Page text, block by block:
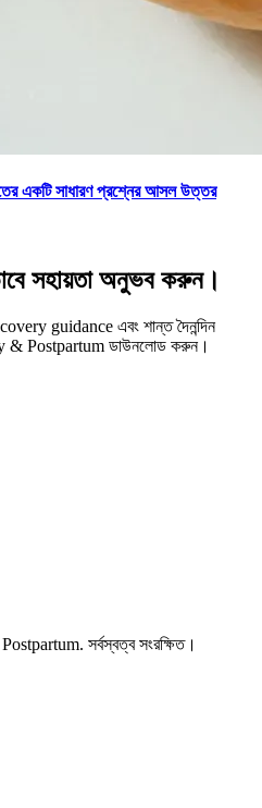
একটি সাধারণ প্রশ্নের আসল উত্তর
সহায়তা অনুভব করুন।
guidance এবং শান্ত দৈনন্দিন
& Postpartum ডাউনলোড করুন।
সর্বস্বত্ব সংরক্ষিত।